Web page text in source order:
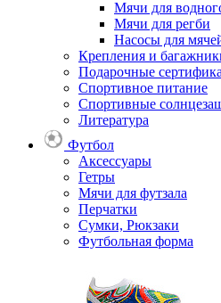
Мячи для
Мячи для регби
Насосы для
Крепления и
Подарочные
Спортивное питание
Спортивные
Литература
Футбол
Аксессуары
Гетры
Мячи для футзала
Перчатки
Сумки, Рюкзаки
Футбольная форма